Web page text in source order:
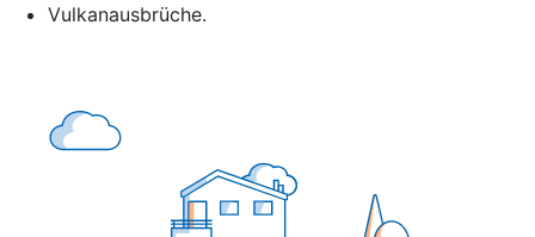
Vulkanausbrüche.